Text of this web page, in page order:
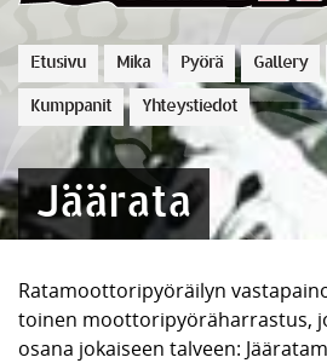
Etusivu Mika Pyörä Gallery
Kumppanit Yhteystiedot
Jäärata
Ratamoottoripyöräilyn
toinen moottoripyöräharrastus,
osana jokaiseen talveen: